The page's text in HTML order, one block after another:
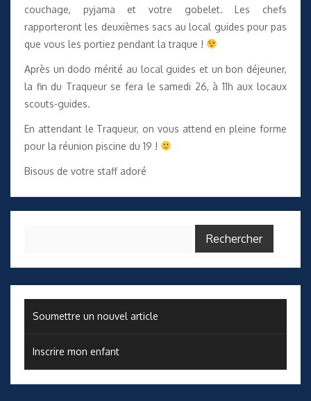
couchage, pyjama et votre gobelet. Les chefs
rapporteront les deuxièmes sacs au local guides pour pas
que vous les portiez pendant la traque !
Après un dodo mérité au local guides et un bon déjeuner,
la fin du Traqueur se fera le samedi 26, à 11h aux locaux
scouts-guides.
En attendant le Traqueur, on vous attend en pleine forme
pour la réunion piscine du 19 !
Bisous de votre staff adoré
Soumettre un nouvel article
Inscrire mon enfant